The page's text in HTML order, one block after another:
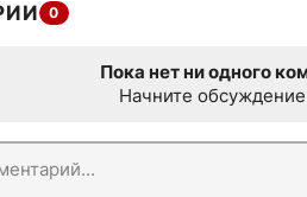
0
Пока нет ни одного
Начните